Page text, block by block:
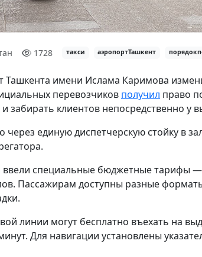
1728 такси аэропортТашкент
имени Ислама Каримова
перевозчиков получил право
забирать клиентов непосредственно у
единую диспетчерскую стойку в
специальные бюджетные тарифы —
Пассажирам доступны разные
линии могут бесплатно въехать на
Для навигации установлены